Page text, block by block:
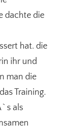
dachte die
hat. die
ihr und
man die
Training.
s als